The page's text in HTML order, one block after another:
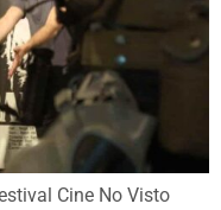
Cine No Visto